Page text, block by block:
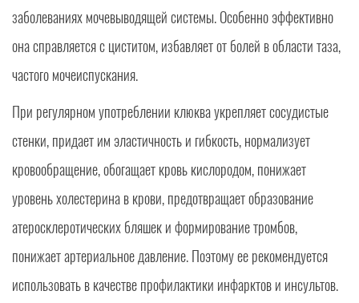
заболеваниях мочевыводящей системы. Особенно эффективно
она справляется с циститом, избавляет от болей в области таза,
частого мочеиспускания.
При регулярном употреблении клюква укрепляет сосудистые
стенки, придает им эластичность и гибкость, нормализует
кровообращение, обогащает кровь кислородом, понижает
уровень холестерина в крови, предотвращает образование
атеросклеротических бляшек и формирование тромбов,
понижает артериальное давление. Поэтому ее рекомендуется
использовать в качестве профилактики инфарктов и инсультов.